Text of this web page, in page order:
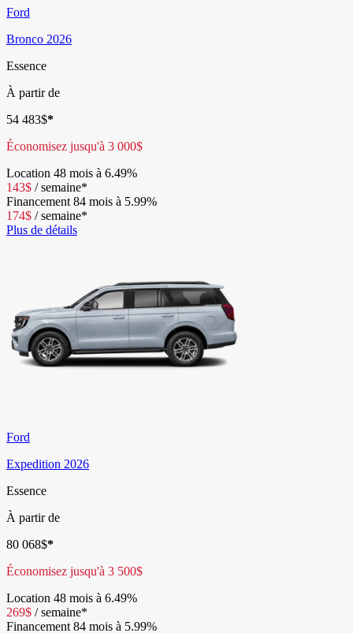
Ford
Bronco 2026
Essence
À partir de
54 483$*
Économisez jusqu'à 3 000$
Location 48 mois à 6.49%
143$ /semaine*
Financement 84 mois à 5.99%
174$ /semaine*
Plus de détails
Ford
Expedition 2026
Essence
À partir de
80 068$*
Économisez jusqu'à 3 500$
Location 48 mois à 6.49%
269$ /semaine*
Financement 84 mois à 5.99%